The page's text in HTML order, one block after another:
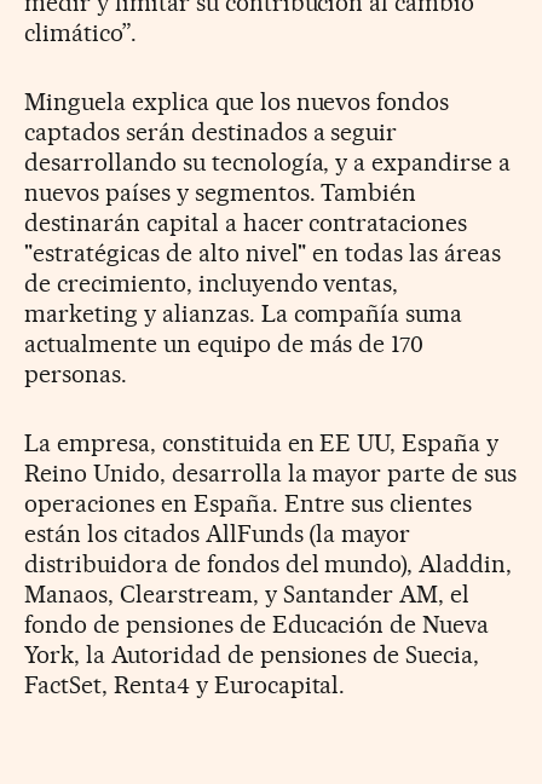
climático”.
Minguela explica que los nuevos fondos
captados serán destinados a seguir
desarrollando su tecnología, y a expandirse a
nuevos países y segmentos. También
destinarán capital a hacer contrataciones
"estratégicas de alto nivel" en todas las áreas
de crecimiento, incluyendo ventas,
marketing y alianzas. La compañía suma
actualmente un equipo de más de 170
personas.
La empresa, constituida en EE UU, España y
Reino Unido, desarrolla la mayor parte de sus
operaciones en España. Entre sus clientes
están los citados AllFunds (la mayor
distribuidora de fondos del mundo), Aladdin,
Manaos, Clearstream, y Santander AM, el
fondo de pensiones de Educación de Nueva
York, la Autoridad de pensiones de Suecia,
FactSet, Renta4 y Eurocapital.